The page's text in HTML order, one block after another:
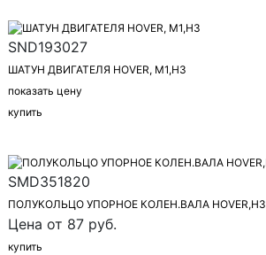
SND193027
ШАТУН ДВИГАТЕЛЯ HOVER, M1,H3
показать цену
купить
SMD351820
ПОЛУКОЛЬЦО УПОРНОЕ КОЛЕН.ВАЛА HOVER,H3
Цена от 87 руб.
купить